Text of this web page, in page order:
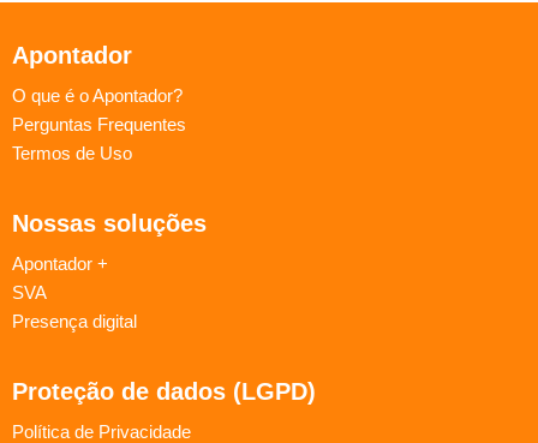
Apontador
O que é o Apontador?
Perguntas Frequentes
Termos de Uso
Nossas soluções
Apontador +
SVA
Presença digital
Proteção de dados (LGPD)
Política de Privacidade